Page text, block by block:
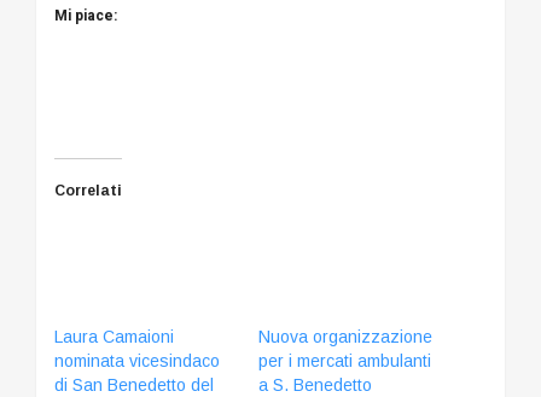
Mi piace:
Correlati
Laura Camaioni
nominata vicesindaco
di San Benedetto del
Nuova organizzazione
per i mercati ambulanti
a S. Benedetto